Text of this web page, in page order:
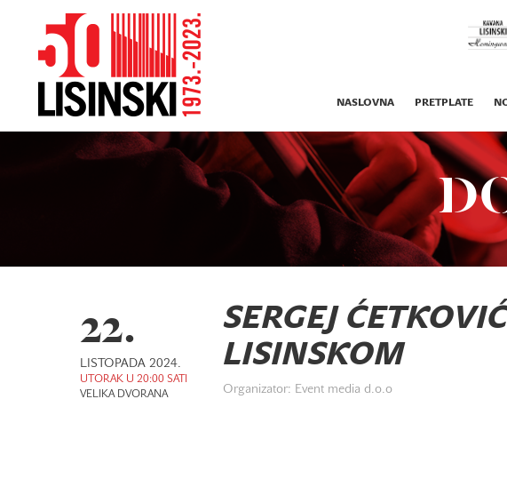
NASLOVNA PRETPLATE
22.
LISTOPADA 2024.
UTORAK U 20:00 SATI
VELIKA DVORANA
SERGEJ
LISINSKOM
Organizator: Event media d.o.o